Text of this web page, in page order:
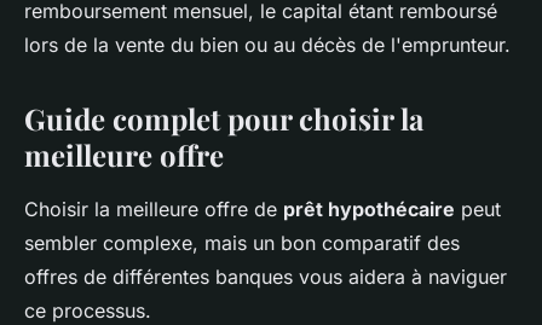
remboursement mensuel, le capital étant remboursé
lors de la vente du bien ou au décès de l'emprunteur.
Guide complet pour choisir la
meilleure offre
Choisir la meilleure offre de prêt hypothécaire peut
sembler complexe, mais un bon comparatif des
offres de différentes banques vous aidera à naviguer
ce processus.